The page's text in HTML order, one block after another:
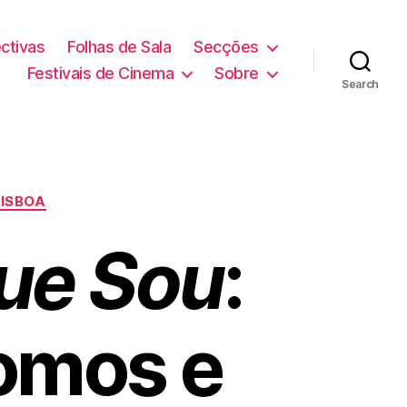
Folhas de Sala
Secções
Festivais de Cinema
Sobre
Search
Sou:
e